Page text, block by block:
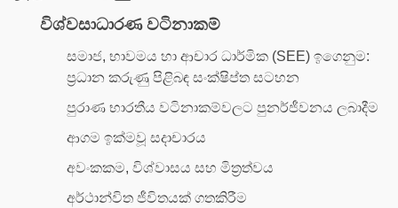
විශ්වසාධාරණ වටිනාකම්
සමාජ, භාවමය හා ආචාර ධාර්මික (SEE) ඉගෙනුම:
ප්‍රධාන කරුණු පිළිබඳ සංක්ෂිප්ත සටහන
පුරාණ භාරතීය වටිනාකම්වලට පුනර්ජීවනය ලබාදීම
ආගම ඉක්මවූ සදාචාරය
අවංකකම, විශ්වාසය සහ මිත්‍රත්වය
අර්ථාන්විත ජීවිතයක් ගතකිරීම